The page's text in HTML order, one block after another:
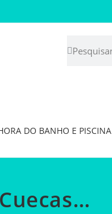
DO BANHO E PISCINA